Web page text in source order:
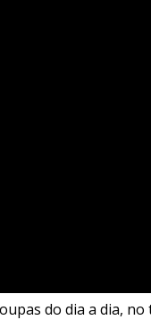
do dia a dia,